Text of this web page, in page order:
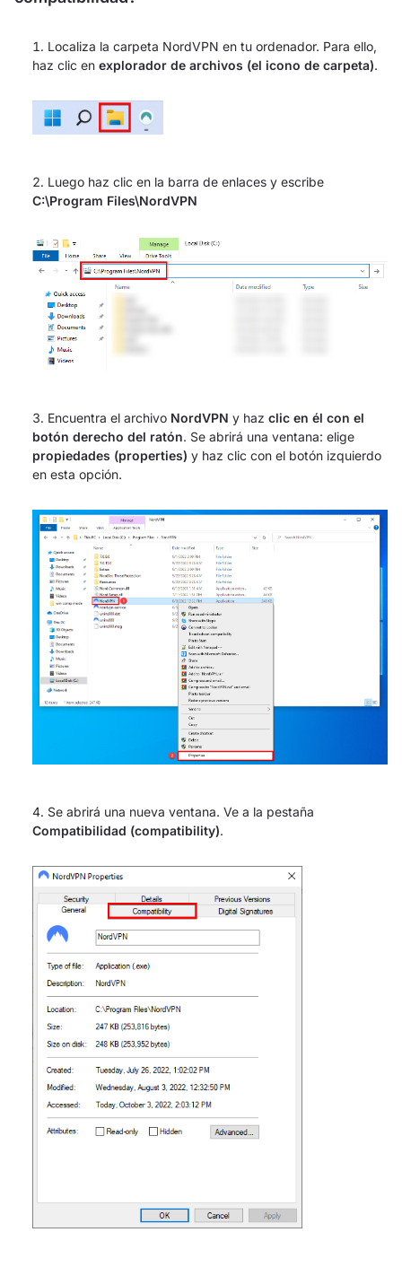
Localiza la carpeta NordVPN en tu ordenador. Para ello,
haz clic en explorador de archivos (el icono de carpeta).
Luego haz clic en la barra de enlaces y escribe
C:\Program Files\NordVPN
Encuentra el archivo NordVPN y haz clic en él con el
botón derecho del ratón. Se abrirá una ventana: elige
propiedades (properties) y haz clic con el botón izquierdo
en esta opción.
Se abrirá una nueva ventana. Ve a la pestaña
Compatibilidad (compatibility).